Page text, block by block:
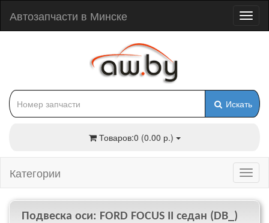
Автозапчасти в Минске
Искать
Товаров:0 (0.00 р.)
Категории
Подвеска оси: FORD FOCUS II седан (DB_)